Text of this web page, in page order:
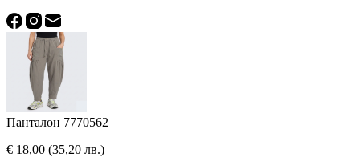
Панталон 7770562
€ 18,00 (35,20 лв.)